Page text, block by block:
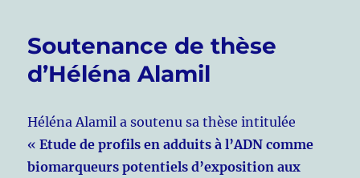
Soutenance de thèse
d’Héléna Alamil
Héléna Alamil a soutenu sa thèse intitulée
«Etude de profils en adduits à l’ADN comme
biomarqueurs potentiels d’exposition aux